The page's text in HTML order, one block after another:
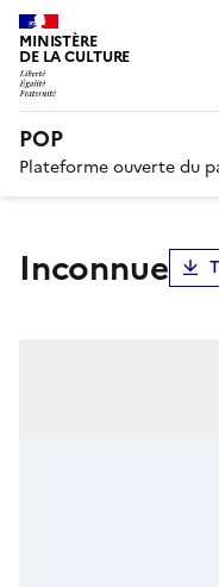
MINISTÈRE
DE LA CULTURE
POP
Plateforme ouverte du
Inconnue